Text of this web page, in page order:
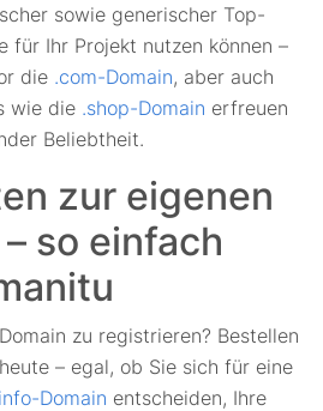
sowie generischer Top-
für Ihr Projekt nutzen können –
die .com-Domain, aber auch
wie die .shop-Domain erfreuen
Beliebtheit.
zur eigenen
so einfach
zu registrieren? Bestellen
– egal, ob Sie sich für eine
Domain entscheiden, Ihre